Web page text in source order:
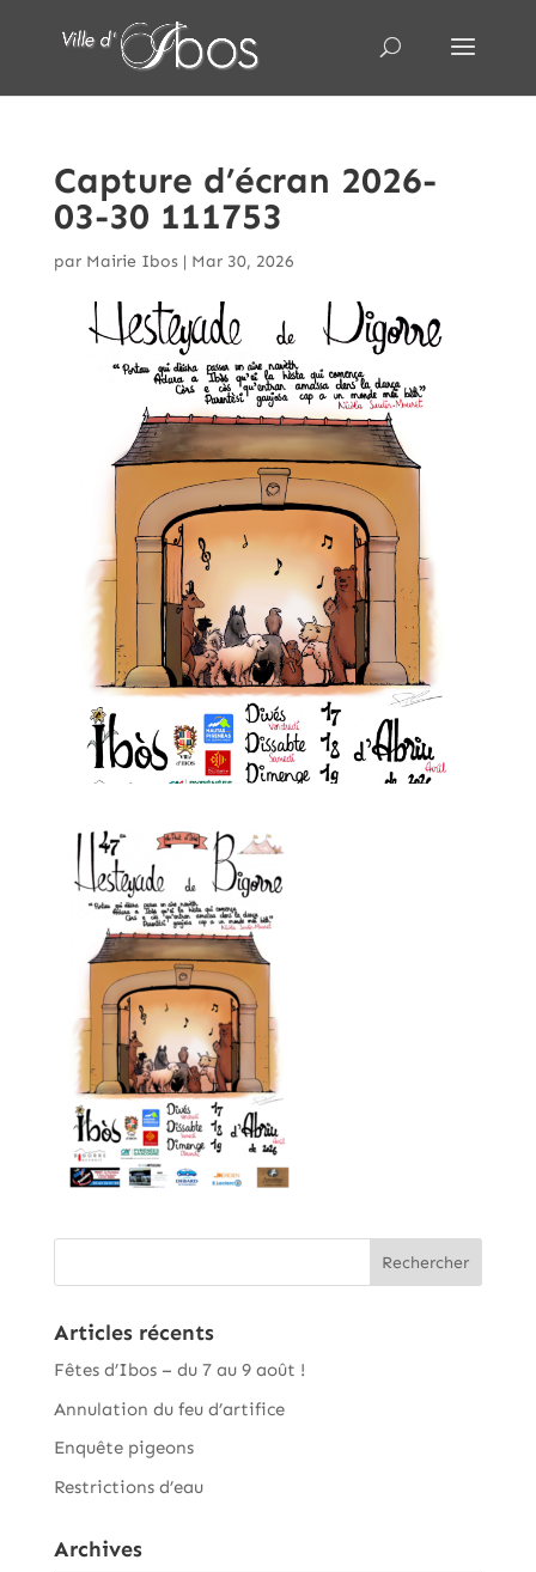
Capture d’écran 2026-
03-30 111753
par Mairie Ibos| Mar 30, 2026
Articles récents
Fêtes d’Ibos – du 7 au 9 août !
Annulation du feu d’artifice
Enquête pigeons
Restrictions d’eau
Archives